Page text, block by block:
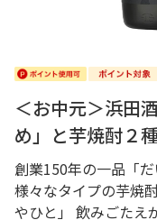
＜お中元＞浜田
め」と芋焼酎２
創業150年の一品「だ
様々なタイプの芋焼
やひと」 飲みごたえ